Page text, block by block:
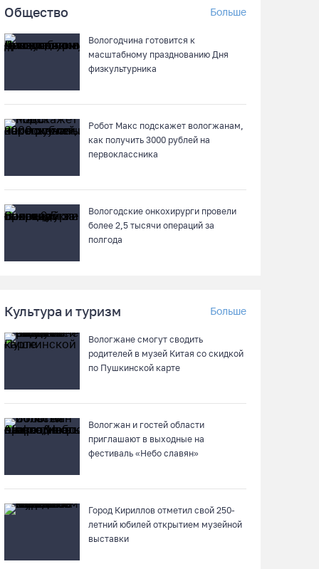
Мебель и оборудование закупаются для
Сперовского ФАПа в Вытегорском округе
в автобусе
Из-за ремонта путей часть череповецких
трамваев остановят на три дня
07.08.26 / 11:19
В 2026 году аппараты МРТ появятся в двух
вологодских медучреждениях
Более 6 тысяч программ для детей
представили кружки и секции на
07.08.26 / 10:56
В Вологде иномарка сбила 12-летнего
Общество Больше
Вологодчина готовится к
масштабному празднованию Дня
физкультурника
Робот Макс подскажет вологжанам,
как получить 3000 рублей на
первоклассника
Вологодские онкохирурги провели
более 2,5 тыcячи операций за
полгода
Культура и туризм Больше
Вологжане смогут сводить
родителей в музей Китая со скидкой
по Пушкинской карте
Вологжан и гостей области
приглашают в выходные на
фестиваль «Небо славян»
Город Кириллов отметил свой 250-
летний юбилей открытием музейной
выставки